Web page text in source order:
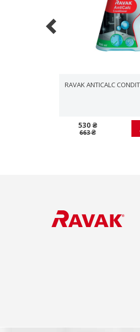
RAVAK ANTICALC
530 ₴
663 ₴